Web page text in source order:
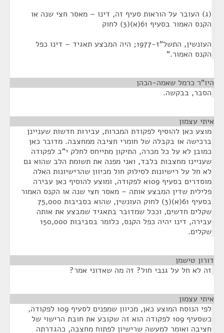
(ג) העובר על הוראות סעיף זה, דינו – מאסר חצי שנה או
הקנס האמור בסעיף 61(א)(3) לחוק
העונשין, התשל"ז-1977; היה המבצע תאגיד – דינו כפל
הקנס האמור."
היו"ר כרמל שאמה-הכהן
הסבר, בבקשה.
איתי עצמון
מוצע כאן להוסיף לפקודת המכרות, עבירות חדשות שעניינן
ברכישה או בקבלה של חומרי חציבה ממחצבה. מדובר כאן
כמובן לא על כל מכרה, התיקון מתייחס לחלק י"ב לפקודה
שעניינו מחצבות בלבד, ואני מפנה את תשומת הלב שהוא גם
לא חל על רישיונות לסילוק חול מכיוון שהרישיונות האלה
מוסדרים בסעיף 109א לפקודה, ומוצע להוסיף כאן עבירה
פלילית שדין המבצע אותה – מאסר חצי שנה או הקנס האמור
בסעיף 61(א)(3) לחוק העונשין, שהוא בסביבות 75,000
שקלים חדשים, וככל שמדובר בתאגיד שמבצע את אותה
עבירה, דינו יהיה כפל הקנס, כלומר בסביבות 150,000
שקלים.
דורון טישמן
זה לא חל על גנבי חול? זה מה שאדוני אמר?
איתי עצמון
לפי הנוסח המוצע כאן, מכיוון שמפנים לסעיף 109 לפקודה,
כשסעיף 109 לפקודה הוא זה שקובע את חובת הרישוי של
חציבה ואומר למעשה שרישיון לפתוח מחצבה, כהגדרתה